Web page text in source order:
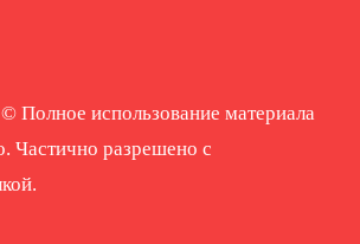
Полное использование материала
Частично разрешено с